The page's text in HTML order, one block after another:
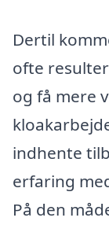
Dertil
ofte
og få mere
indhente
erfaring
På den